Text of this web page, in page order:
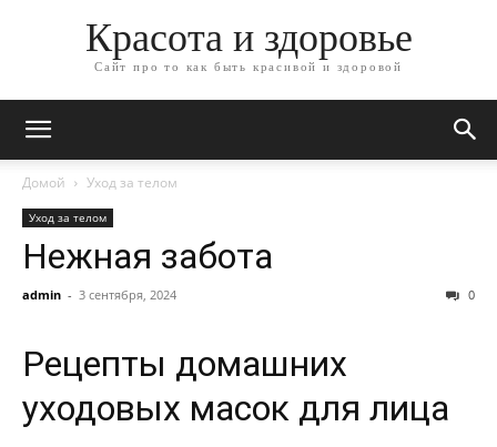
Красота и здоровье
Сайт про то как быть красивой и здоровой
Домой Уход за телом
Уход за телом
Нежная забота
admin - 3 сентября, 2024 0
Рецепты домашних
уходовых масок для лица